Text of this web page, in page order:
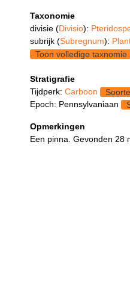
Taxonomie
divisie (Divisio):
subrijk (Subregnum):
Toon volledige taxnomie
Stratigrafie
Tijdperk: Carboon
Epoch: Pennsylvaniaan
Opmerkingen
Een pinna. Gevonden 28